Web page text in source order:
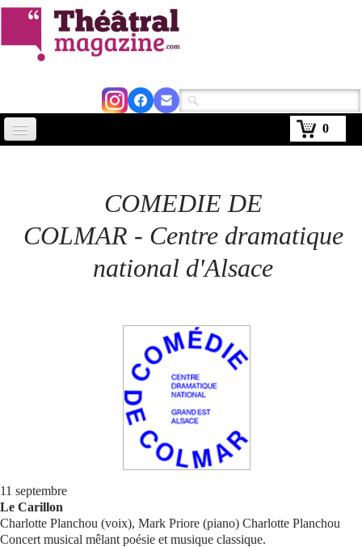
0
COMEDIE DE
COLMAR - Centre dramatique
national d'Alsace
11 septembre
Le Carillon
Charlotte Planchou (voix), Mark Priore (piano) Charlotte Planchou
Concert musical mêlant poésie et musique classique.